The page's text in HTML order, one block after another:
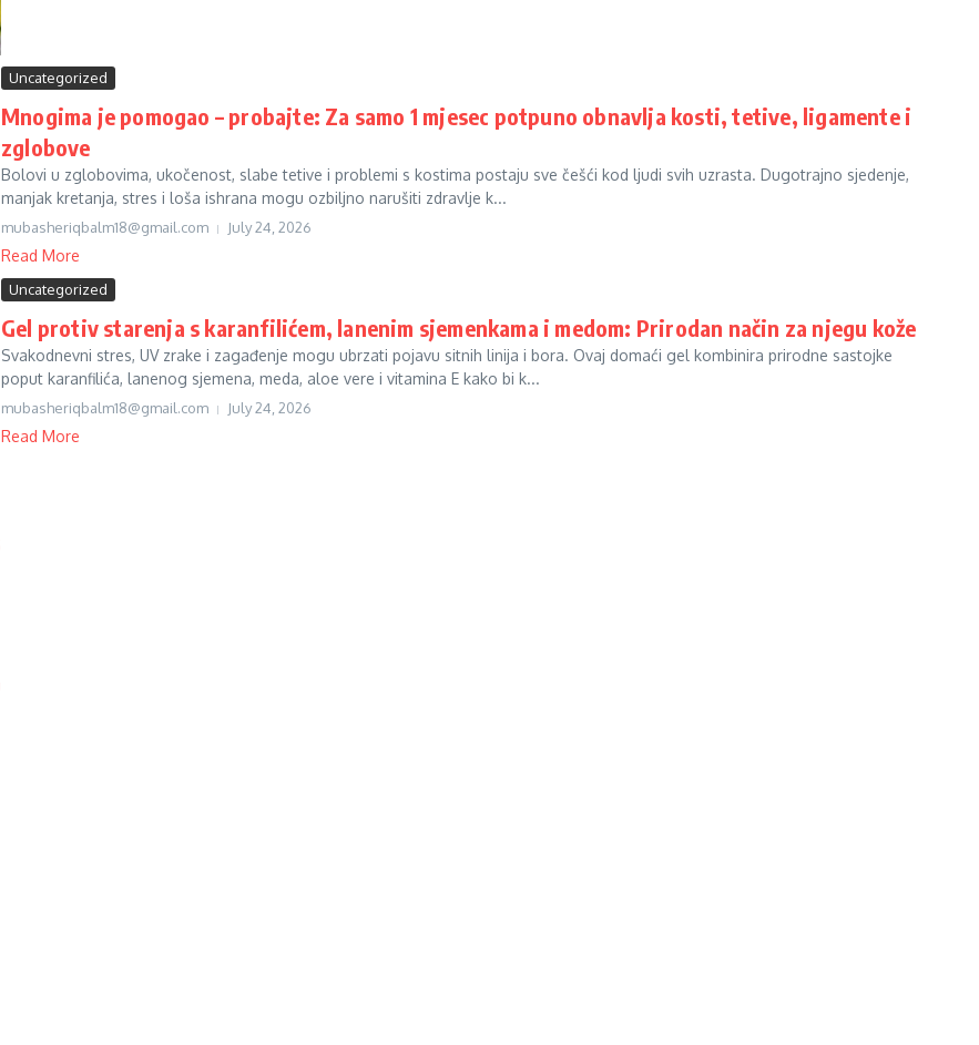
Uncategorized
Mnogima je pomogao – probajte: Za samo 1 mjesec potpuno obnavlja kosti, tetive, ligamente i
zglobove
Bolovi u zglobovima, ukočenost, slabe tetive i problemi s kostima postaju sve češći kod ljudi svih uzrasta. Dugotrajno sjedenje,
manjak kretanja, stres i loša ishrana mogu ozbiljno narušiti zdravlje k...
mubasheriqbalm18@gmail.com July 24, 2026
Read More
Uncategorized
Gel protiv starenja s karanfilićem, lanenim sjemenkama i medom: Prirodan način za njegu kože
Svakodnevni stres, UV zrake i zagađenje mogu ubrzati pojavu sitnih linija i bora. Ovaj domaći gel kombinira prirodne sastojke
poput karanfilića, lanenog sjemena, meda, aloe vere i vitamina E kako bi k...
mubasheriqbalm18@gmail.com July 24, 2026
Read More